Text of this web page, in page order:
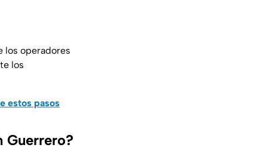
los operadores
los
estos pasos
Guerrero?